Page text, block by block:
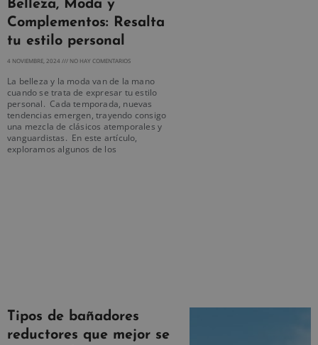
Belleza, Moda y
Complementos: Resalta
tu estilo personal
4 NOVIEMBRE, 2024 NO HAY COMENTARIOS
La belleza y la moda van de la mano
cuando se trata de expresar tu estilo
personal. Cada temporada, nuevas
tendencias emergen, trayendo consigo
una mezcla de clásicos atemporales y
vanguardistas. En este artículo,
exploramos algunos de los
Tipos de bañadores
reductores que mejor se